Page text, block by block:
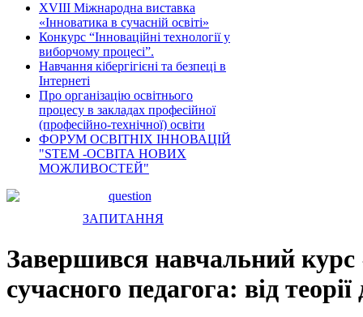
XVIII Міжнародна виставка
«Інноватика в сучасній освіті»
Конкурс “Інноваційні технології у
виборчому процесі”.
Навчання кібергігієні та безпеці в
Інтернеті
Про організацію освітнього
процесу в закладах професійної
(професійно-технічної) освіти
ФОРУМ ОСВІТНІХ ІННОВАЦІЙ
"STEM -ОСВІТА НОВИХ
МОЖЛИВОСТЕЙ"
ЗАПИТАННЯ
Завершився навчальний курс
сучасного педагога: від